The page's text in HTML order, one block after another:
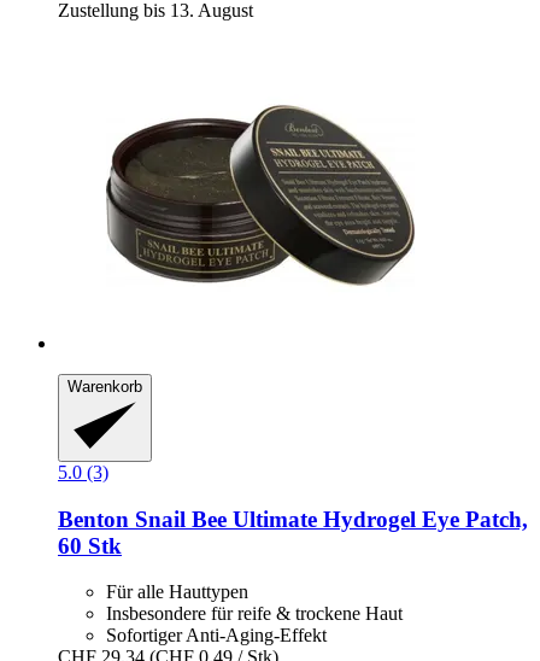
Zustellung bis 13. August
Warenkorb
5.0 (3)
Benton Snail Bee Ultimate Hydrogel Eye Patch,
60 Stk
Für alle Hauttypen
Insbesondere für reife & trockene Haut
Sofortiger Anti-Aging-Effekt